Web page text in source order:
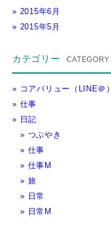
2015年6月
2015年5月
カテゴリー
コアバリュー（LINE＠）
仕事
日記
つぶやき
仕事
仕事M
旅
日常
日常M